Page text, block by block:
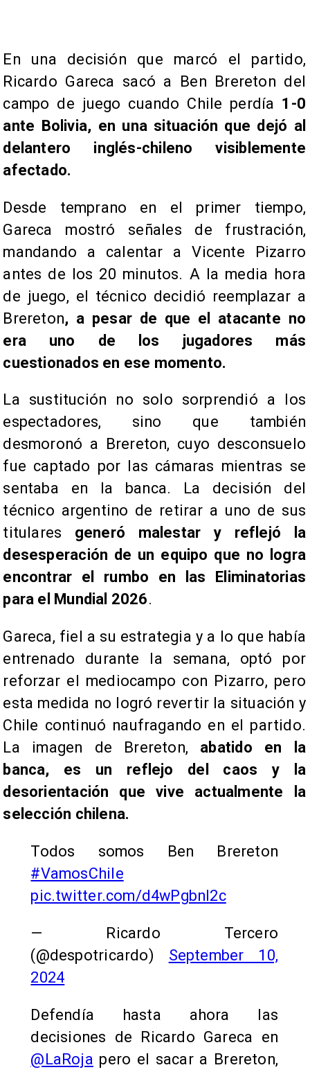
En una decisión que marcó el partido,
Ricardo Gareca sacó a Ben Brereton del
campo de juego cuando Chile perdía 1-0
ante Bolivia, en una situación que dejó al
delantero inglés-chileno visiblemente
afectado.
Desde temprano en el primer tiempo,
Gareca mostró señales de frustración,
mandando a calentar a Vicente Pizarro
antes de los 20 minutos. A la media hora
de juego, el técnico decidió reemplazar a
Brereton, a pesar de que el atacante no
era uno de los jugadores más
cuestionados en ese momento.
La sustitución no solo sorprendió a los
espectadores, sino que también
desmoronó a Brereton, cuyo desconsuelo
fue captado por las cámaras mientras se
sentaba en la banca. La decisión del
técnico argentino de retirar a uno de sus
titulares generó malestar y reflejó la
desesperación de un equipo que no logra
encontrar el rumbo en las Eliminatorias
para el Mundial 2026.
Gareca, fiel a su estrategia y a lo que había
entrenado durante la semana, optó por
reforzar el mediocampo con Pizarro, pero
esta medida no logró revertir la situación y
Chile continuó naufragando en el partido.
La imagen de Brereton, abatido en la
banca, es un reflejo del caos y la
desorientación que vive actualmente la
selección chilena.
Todos somos Ben Brereton
#VamosChile
pic.twitter.com/d4wPgbnl2c
— Ricardo Tercero
(@despotricardo) September 10,
2024
Defendía hasta ahora las
decisiones de Ricardo Gareca en
@LaRoja pero el sacar a Brereton,